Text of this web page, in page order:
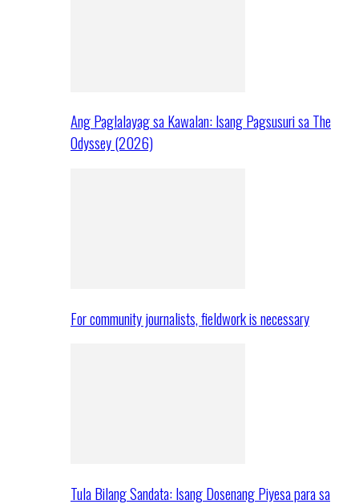
Ang Paglalayag sa Kawalan: Isang Pagsusuri sa The
Odyssey (2026)
For community journalists, fieldwork is necessary
Tula Bilang Sandata: Isang Dosenang Piyesa para sa